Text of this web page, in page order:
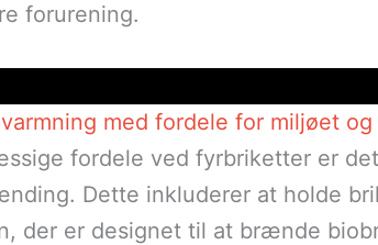
forurening.
med fordele for miljøet og
fordele ved fyrbriketter er
Dette inkluderer at holde
der er designet til at brænde